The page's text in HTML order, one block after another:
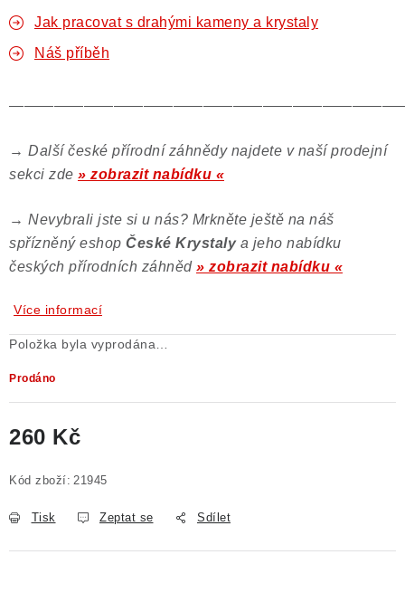
Jak pracovat s drahými kameny a krystaly
Náš příběh
→ Další české přírodní záhnědy najdete v naší prodejní
sekci zde » zobrazit nabídku «
→ Nevybrali jste si u nás? Mrkněte ještě na náš
spřízněný eshop České Krystaly a jeho nabídku
českých přírodních záhněd » zobrazit nabídku «
Více informací
Položka byla vyprodána…
Prodáno
260 Kč
Kód zboží: 21945
Tisk Zeptat se Sdílet